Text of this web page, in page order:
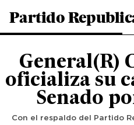
Partido
General(R)
oficializa su
Senado
Con el respaldo del Partido